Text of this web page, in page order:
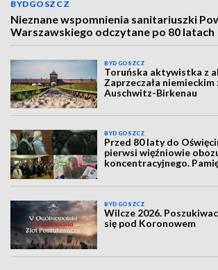
BYDGOSZCZ
Nieznane wspomnienia sanitariuszki
Warszawskiego odczytane po 80 latach
BYDGOSZCZ
Toruńska aktywistka z
Zaprzeczała
Auschwitz-Birkenau
BYDGOSZCZ
Przed 80 laty do
pierwsi więźniowie
koncentracyjnego.
BYDGOSZCZ
Wilcze 2026.
się pod Koronowem